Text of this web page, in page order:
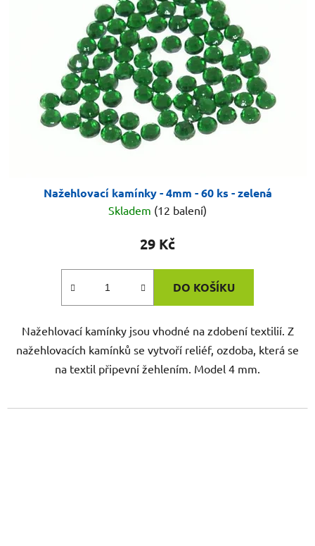
Nažehlovací kamínky - 4mm - 60 ks - zelená
Skladem (12 balení)
29 Kč
DO KOŠÍKU
Nažehlovací kamínky jsou vhodné na zdobení textilií. Z
nažehlovacích kamínků se vytvoří reliéf, ozdoba, která se
na textil připevní žehlením. Model 4 mm.